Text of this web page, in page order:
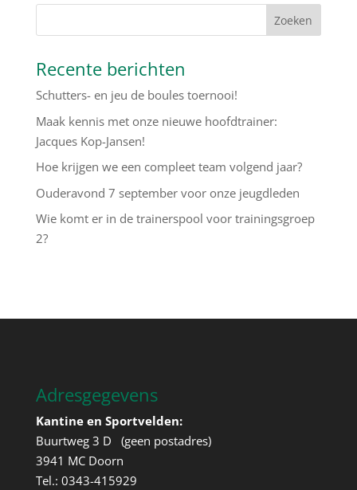
Recente berichten
Schutters- en jeu de boules toernooi!
Maak kennis met onze nieuwe hoofdtrainer:
Jacques Kop-Jansen!
Hoe krijgen we een compleet team volgend jaar?
Ouderavond 7 september voor onze jeugdleden
Wie komt er in de trainerspool voor trainingsgroep
2?
Adresgegevens
Kantine en Sportvelden:
Buurtweg 3 D (geen postadres)
3941 MC Doorn
Tel.: 0343-415929